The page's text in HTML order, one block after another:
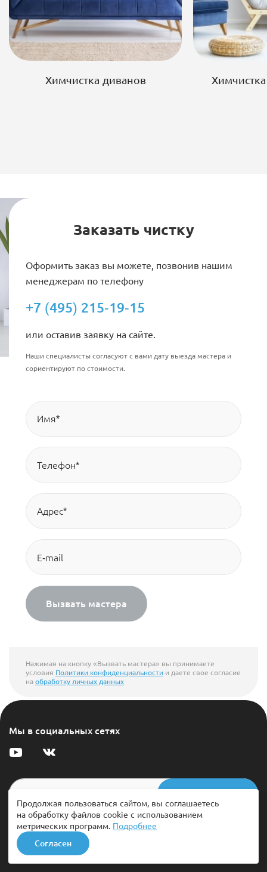
Химчистка диванов
Заказать чистку
Оформить заказ вы можете, позвонив нашим
менеджерам по телефону
+7 (495) 215-19-15
или оставив заявку на сайте.
Наши специалисты согласуют с вами дату выезда мастера и
сориентируют по стоимости.
Вызвать мастера
Нажимая на кнопку «Вызвать мастера» вы принимаете
условия Политики конфиденциальности и даете свое согласие
наобработку личных данных
Мы в социальных сетях
Я согласен на обработку персональных данных и на получение
информационных рассылок от ООО "ЭКО Чистка" и соглашаюсь с
политикой конфиденциальности
Подписаться
Продолжая пользоваться сайтом, вы соглашаетесь
на обработку файлов cookie с использованием
метрических программ. Подробнее
Согласен